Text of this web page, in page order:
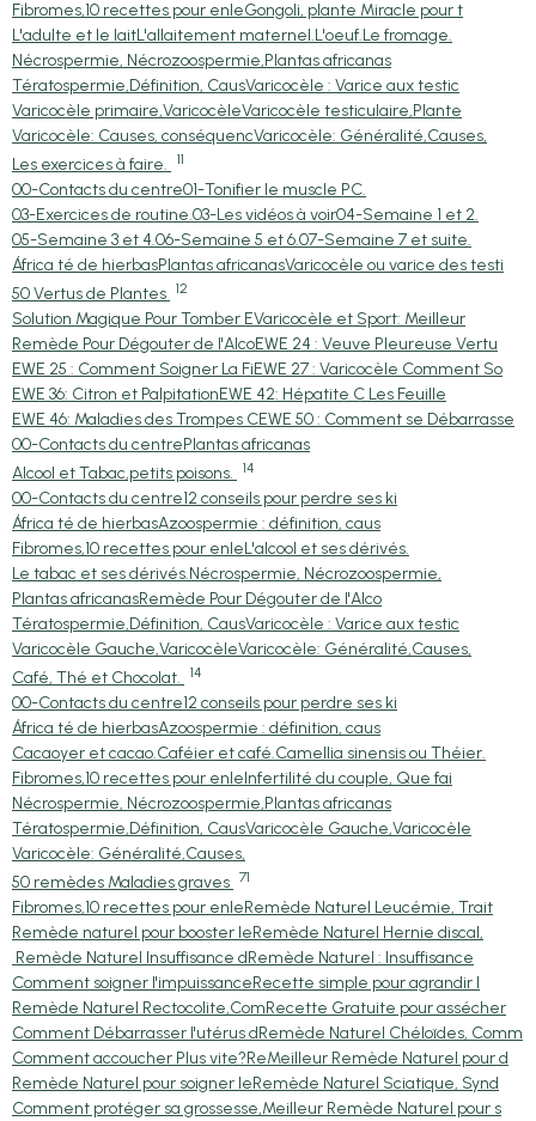
Fibromes,10 recettes pour enleGongoli, plante Miracle pour t
L'adulte et le laitL'allaitement maternel.L'oeuf.Le fromage.
Nécrospermie, Nécrozoospermie,Plantas africanas
Tératospermie,Définition, CausVaricocèle : Varice aux testic
Varicocèle primaire,VaricocèleVaricocèle testiculaire,Plante
Varicocèle: Causes, conséquencVaricocèle: Généralité,Causes,
Les exercices à faire.
11
00-Contacts du centre01-Tonifier le muscle PC.
03-Exercices de routine.03-Les vidéos à voir04-Semaine 1 et 2.
05-Semaine 3 et 4.06-Semaine 5 et 6.07-Semaine 7 et suite.
África té de hierbasPlantas africanasVaricocèle ou varice des testi
50 Vertus de Plantes 12
Solution Magique Pour Tomber EVaricocèle et Sport: Meilleur
Remède Pour Dégouter de l'AlcoEWE 24 : Veuve Pleureuse Vertu
EWE 25 : Comment Soigner La FiEWE 27 : Varicocèle Comment So
EWE 36: Citron et PalpitationEWE 42: Hépatite C Les Feuille
EWE 46: Maladies des Trompes CEWE 50 : Comment se Débarrasse
00-Contacts du centrePlantas africanas
Alcool et Tabac,petits poisons.
14
00-Contacts du centre12 conseils pour perdre ses ki
África té de hierbasAzoospermie : définition, caus
Fibromes,10 recettes pour enleL'alcool et ses dérivés.
Le tabac et ses dérivés.Nécrospermie, Nécrozoospermie,
Plantas africanasRemède Pour Dégouter de l'Alco
Tératospermie,Définition, CausVaricocèle : Varice aux testic
Varicocèle Gauche,VaricocèleVaricocèle: Généralité,Causes,
Café, Thé et Chocolat.
14
00-Contacts du centre12 conseils pour perdre ses ki
África té de hierbasAzoospermie : définition, caus
Cacaoyer et cacao.Caféier et café.Camellia sinensis ou Théier.
Fibromes,10 recettes pour enleInfertilité du couple, Que fai
Nécrospermie, Nécrozoospermie,Plantas africanas
Tératospermie,Définition, CausVaricocèle Gauche,Varicocèle
Varicocèle: Généralité,Causes,
50 remèdes Maladies graves 71
Fibromes,10 recettes pour enleRemède Naturel Leucémie, Trait
Remède naturel pour booster leRemède Naturel Hernie discal,
Remède Naturel Insuffisance dRemède Naturel : Insuffisance
Comment soigner l'impuissanceRecette simple pour agrandir l
Remède Naturel Rectocolite,ComRecette Gratuite pour assécher
Comment Débarrasser l'utérus dRemède Naturel Chéloïdes, Comm
Comment accoucher Plus vite?ReMeilleur Remède Naturel pour d
Remède Naturel pour soigner leRemède Naturel Sciatique, Synd
Comment protéger sa grossesse,Meilleur Remède Naturel pour s